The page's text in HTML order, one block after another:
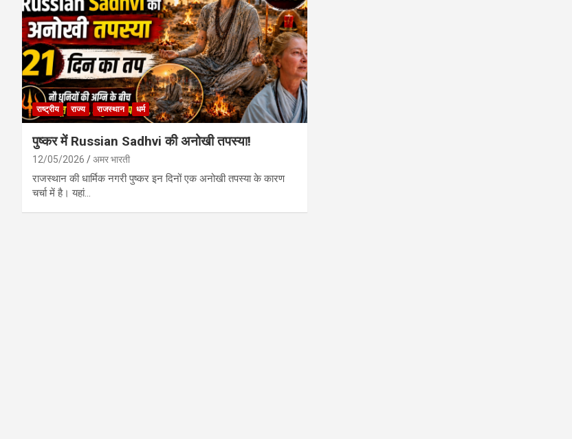
राष्ट्रीय राज्य राजस्थान धर्म
पुष्कर में Russian Sadhvi की अनोखी तपस्या!
12/05/2026 अमर भारती
राजस्थान की धार्मिक नगरी पुष्कर इन दिनों एक अनोखी तपस्या के कारण
चर्चा में है। यहां…